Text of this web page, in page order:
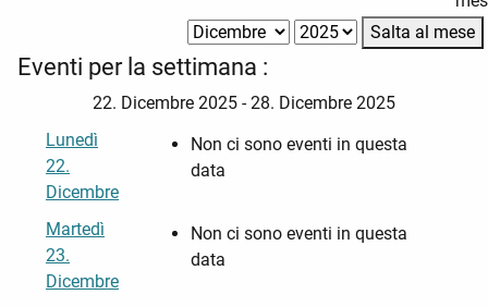
Salta al mese
Eventi per la settimana :
22. Dicembre 2025 - 28. Dicembre 2025
Lunedì
22.
Dicembre
Non ci sono eventi in questa
data
Martedì
23.
Dicembre
Non ci sono eventi in questa
data